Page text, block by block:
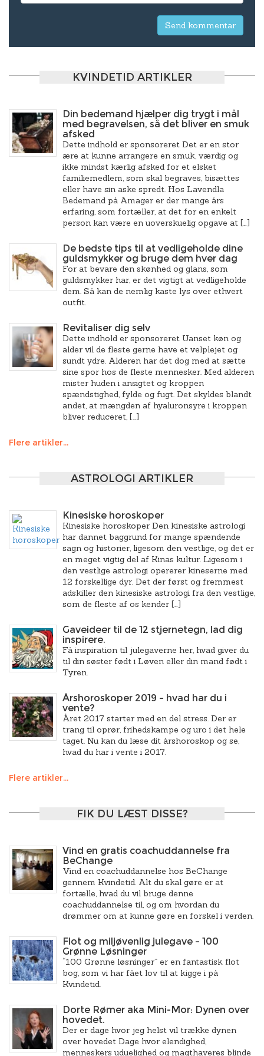
KVINDETID ARTIKLER
Din bedemand hjælper dig trygt i mål
med begravelsen, så det bliver en smuk
afsked
Dette indhold er sponsoreret Det er en stor
ære at kunne arrangere en smuk, værdig og
ikke mindst kærlig afsked for et elsket
familiemedlem, som skal begraves, bisættes
eller have sin aske spredt. Hos Lavendla
Bedemand på Amager er der mange års
erfaring, som fortæller, at det for en enkelt
person kan være en uoverskuelig opgave at […]
De bedste tips til at vedligeholde dine
guldsmykker og bruge dem hver dag
For at bevare den skønhed og glans, som
guldsmykker har, er det vigtigt at vedligeholde
dem. Så kan de nemlig kaste lys over ethvert
outfit.
Revitaliser dig selv
Dette indhold er sponsoreret Uanset køn og
alder vil de fleste gerne have et velplejet og
sundt ydre. Alderen har det dog med at sætte
sine spor hos de fleste mennesker. Med alderen
mister huden i ansigtet og kroppen
spændstighed, fylde og fugt. Det skyldes blandt
andet, at mængden af hyaluronsyre i kroppen
bliver reduceret, […]
Flere artikler...
ASTROLOGI ARTIKLER
Kinesiske horoskoper
Kinesiske horoskoper Den kinesiske astrologi
har dannet baggrund for mange spændende
sagn og historier, ligesom den vestlige, og det er
en meget vigtig del af Kinas kultur. Ligesom i
den vestlige astrologi opererer kineserne med
12 forskellige dyr. Det der først og fremmest
adskiller den kinesiske astrologi fra den vestlige,
som de fleste af os kender […]
Gaveideer til de 12 stjernetegn, lad dig
inspirere.
Få inspiration til julegaverne her, hvad giver du
til din søster født i Løven eller din mand født i
Tyren.
Årshoroskoper 2019 – hvad har du i
vente?
Året 2017 starter med en del stress. Der er
trang til oprør, frihedskampe og uro i det hele
taget. Nu kan du læse dit årshoroskop og se,
hvad du har i vente i 2017.
Flere artikler...
FIK DU LÆST DISSE?
Vind en gratis coachuddannelse fra
BeChange
Vind en coachuddannelse hos BeChange
gennem Kvindetid. Alt du skal gøre er at
fortælle, hvad du vil bruge denne
coachuddannelse til, og om hvordan du
drømmer om at kunne gøre en forskel i verden.
Flot og miljøvenlig julegave – 100
Grønne Løsninger
“100 Grønne løsninger” er en fantastisk flot
bog, som vi har fået lov til at kigge i på
Kvindetid.
Dorte Rømer aka Mini-Mor: Dynen over
hovedet.
Der er dage hvor jeg helst vil trække dynen
over hovedet Dage hvor elendighed,
menneskers uduelighed og magthaveres blinde